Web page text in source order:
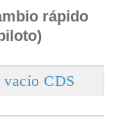
rápido
vacío CDS